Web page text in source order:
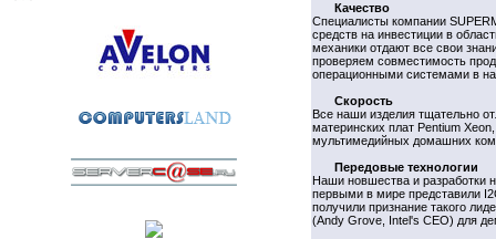
Качество
Специалисты компании
средств на инвестиции в
механики отдают все свои
проверяем совместимость
операционными системами в
Скорость
Все наши изделия тщательно
материнских плат Pentium
мультимедийных домашних
Передовые технологии
Наши новшества и разработки
первыми в мире представили
получили признание такого
(Andy Grove, Intel's CEO) для